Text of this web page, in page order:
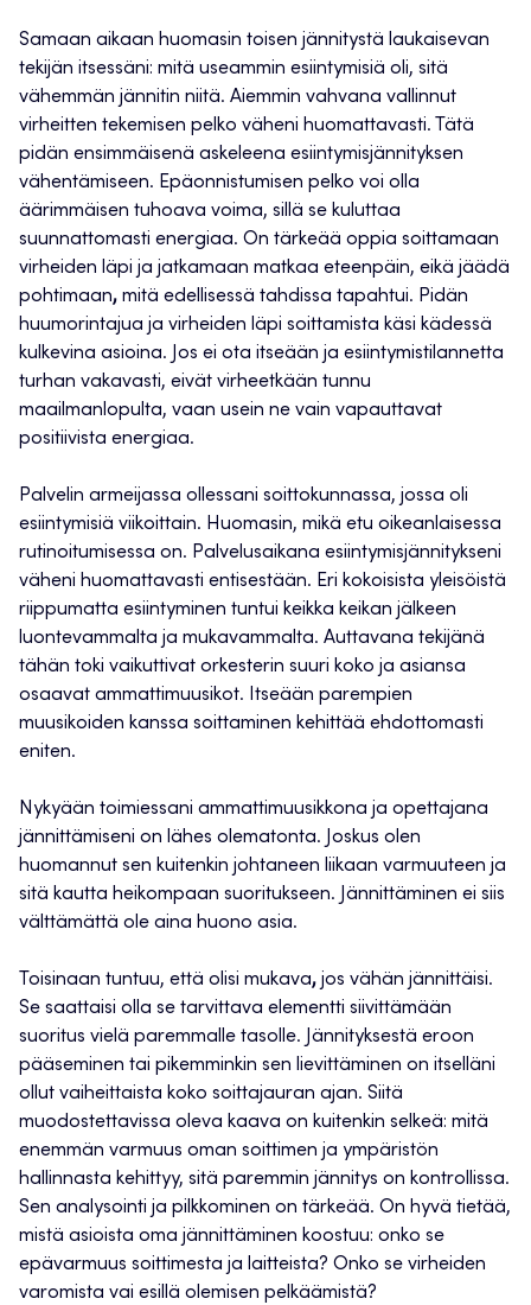
Samaan aikaan huomasin toisen jännitystä laukaisevan
tekijän itsessäni: mitä useammin esiintymisiä oli, sitä
vähemmän jännitin niitä. Aiemmin vahvana vallinnut
virheitten tekemisen pelko väheni huomattavasti. Tätä
pidän ensimmäisenä askeleena esiintymisjännityksen
vähentämiseen. Epäonnistumisen pelko voi olla
äärimmäisen tuhoava voima, sillä se kuluttaa
suunnattomasti energiaa. On tärkeää oppia soittamaan
virheiden läpi ja jatkamaan matkaa eteenpäin, eikä jäädä
pohtimaan, mitä edellisessä tahdissa tapahtui. Pidän
huumorintajua ja virheiden läpi soittamista käsi kädessä
kulkevina asioina. Jos ei ota itseään ja esiintymistilannetta
turhan vakavasti, eivät virheetkään tunnu
maailmanlopulta, vaan usein ne vain vapauttavat
positiivista energiaa.
Palvelin armeijassa ollessani soittokunnassa, jossa oli
esiintymisiä viikoittain. Huomasin, mikä etu oikeanlaisessa
rutinoitumisessa on. Palvelusaikana esiintymisjännitykseni
väheni huomattavasti entisestään. Eri kokoisista yleisöistä
riippumatta esiintyminen tuntui keikka keikan jälkeen
luontevammalta ja mukavammalta. Auttavana tekijänä
tähän toki vaikuttivat orkesterin suuri koko ja asiansa
osaavat ammattimuusikot. Itseään parempien
muusikoiden kanssa soittaminen kehittää ehdottomasti
eniten.
Nykyään toimiessani ammattimuusikkona ja opettajana
jännittämiseni on lähes olematonta. Joskus olen
huomannut sen kuitenkin johtaneen liikaan varmuuteen ja
sitä kautta heikompaan suoritukseen. Jännittäminen ei siis
välttämättä ole aina huono asia.
Toisinaan tuntuu, että olisi mukava, jos vähän jännittäisi.
Se saattaisi olla se tarvittava elementti siivittämään
suoritus vielä paremmalle tasolle. Jännityksestä eroon
pääseminen tai pikemminkin sen lievittäminen on itselläni
ollut vaiheittaista koko soittajauran ajan. Siitä
muodostettavissa oleva kaava on kuitenkin selkeä: mitä
enemmän varmuus oman soittimen ja ympäristön
hallinnasta kehittyy, sitä paremmin jännitys on kontrollissa.
Sen analysointi ja pilkkominen on tärkeää. On hyvä tietää,
mistä asioista oma jännittäminen koostuu: onko se
epävarmuus soittimesta ja laitteista? Onko se virheiden
varomista vai esillä olemisen pelkäämistä?